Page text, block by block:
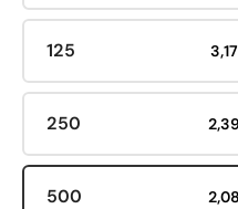
125
250
500